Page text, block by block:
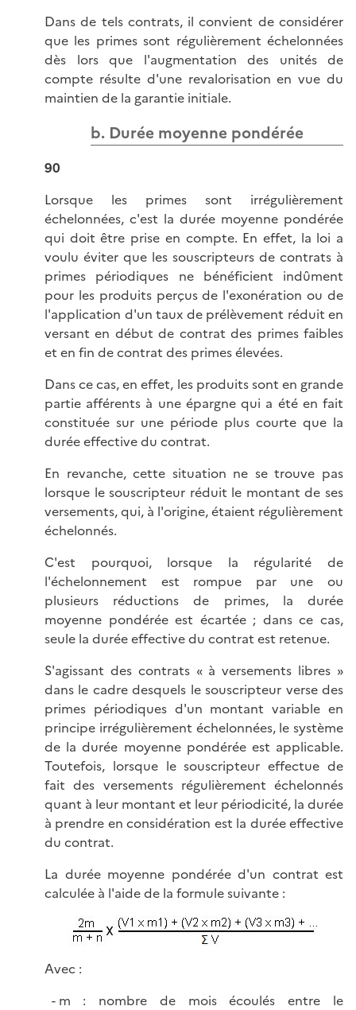
Dans de tels contrats, il convient de considérer
que les primes sont régulièrement échelonnées
dès lors que l'augmentation des unités de
compte résulte d'une revalorisation en vue du
maintien de la garantie initiale.
b. Durée moyenne pondérée
90
Lorsque les primes sont irrégulièrement
échelonnées, c'est la durée moyenne pondérée
qui doit être prise en compte. En effet, la loi a
voulu éviter que les souscripteurs de contrats à
primes périodiques ne bénéficient indûment
pour les produits perçus de l'exonération ou de
l'application d'un taux de prélèvement réduit en
versant en début de contrat des primes faibles
et en fin de contrat des primes élevées.
Dans ce cas, en effet, les produits sont en grande
partie afférents à une épargne qui a été en fait
constituée sur une période plus courte que la
durée effective du contrat.
En revanche, cette situation ne se trouve pas
lorsque le souscripteur réduit le montant de ses
versements, qui, à l'origine, étaient régulièrement
échelonnés.
C'est pourquoi, lorsque la régularité de
l'échelonnement est rompue par une ou
plusieurs réductions de primes, la durée
moyenne pondérée est écartée ; dans ce cas,
seule la durée effective du contrat est retenue.
S'agissant des contrats « à versements libres »
dans le cadre desquels le souscripteur verse des
primes périodiques d'un montant variable en
principe irrégulièrement échelonnées, le système
de la durée moyenne pondérée est applicable.
Toutefois, lorsque le souscripteur effectue de
fait des versements régulièrement échelonnés
quant à leur montant et leur périodicité, la durée
à prendre en considération est la durée effective
du contrat.
La durée moyenne pondérée d'un contrat est
calculée à l'aide de la formule suivante :
Avec :
m : nombre de mois écoulés entre le